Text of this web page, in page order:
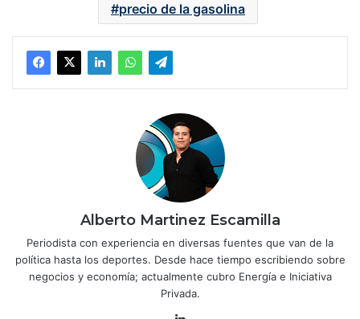
precio de la gasolina
Alberto Martinez Escamilla
Periodista con experiencia en diversas fuentes que van de la
política hasta los deportes. Desde hace tiempo escribiendo sobre
negocios y economía; actualmente cubro Energía e Iniciativa
Privada.